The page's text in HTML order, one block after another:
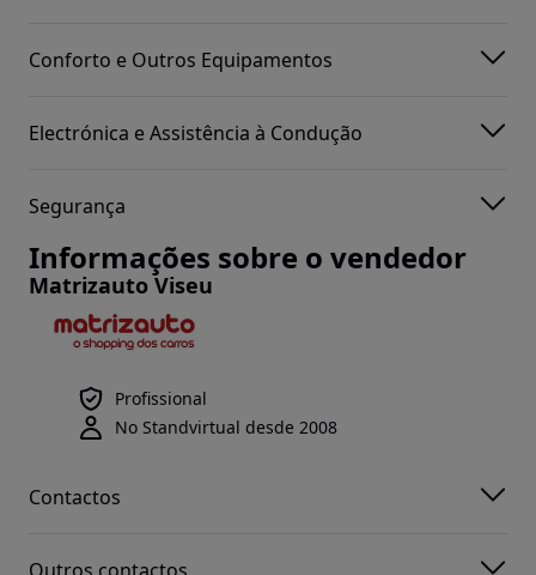
Conforto e Outros Equipamentos
Electrónica e Assistência à Condução
Segurança
Informações sobre o vendedor
Matrizauto Viseu
Profissional
No Standvirtual desde 2008
Contactos